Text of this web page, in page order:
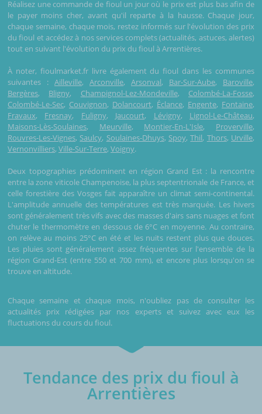
Réalisez une commande de fioul un jour où le prix est plus bas afin de
le payer moins cher, avant qu'il reparte à la hausse. Chaque jour,
chaque semaine, chaque mois, restez informés sur l'évolution des prix
du fioul et accédez à nos services complets (actualités, astuces, alertes)
tout en suivant l'évolution du prix du fioul à Arrentières.
À noter, fioulmarket.fr livre également du fioul dans les communes
suivantes : Ailleville, Arconville, Arsonval, Bar-Sur-Aube, Baroville,
Bergères, Bligny, Champignol-Lez-Mondeville, Colombé-La-Fosse,
Colombé-Le-Sec, Couvignon, Dolancourt, Éclance, Engente, Fontaine,
Fravaux, Fresnay, Fuligny, Jaucourt, Lévigny, Lignol-Le-Château,
Maisons-Lès-Soulaines, Meurville, Montier-En-L'Isle, Proverville,
Rouvres-Les-Vignes, Saulcy, Soulaines-Dhuys, Spoy,Thil, Thors, Urville,
Vernonvilliers, Ville-Sur-Terre, Voigny.
Deux topographies prédominent en région Grand Est : la rencontre
entre la zone viticole Champenoise, la plus septentrionale de France, et
celle forestière des Vosges fait apparaître un climat semi-continental.
L'amplitude annuelle des températures est très marquée. Les hivers
sont généralement très vifs avec des masses d'airs sans nuages et font
chuter le thermomètre en dessous de 6°C en moyenne. Au contraire,
on relève au moins 25°C en été et les nuits restent plus que douces.
Les pluies sont généralement assez fréquentes sur l'ensemble de la
région Grand-Est (entre 550 et 700 mm), et encore plus lorsqu'on se
trouve en altitude.
Chaque semaine et chaque mois, n'oubliez pas de consulter les
actualités prix rédigées par nos experts et suivez avec eux les
fluctuations du cours du fioul.
Tendance des prix du fioul à
Arrentières